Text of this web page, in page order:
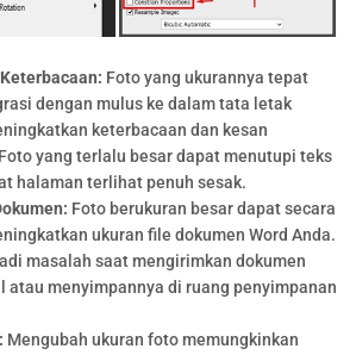
Foto yang ukurannya tepat
dengan mulus ke dalam tata letak
keterbacaan dan kesan
yang terlalu besar dapat menutupi teks
halaman terlihat penuh sesak.
Foto berukuran besar dapat secara
ukuran file dokumen Word Anda.
masalah saat mengirimkan dokumen
atau menyimpannya di ruang penyimpanan
Mengubah ukuran foto memungkinkan